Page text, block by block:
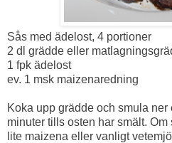
Sås med ädelost, 4 portioner
2 dl grädde eller
1 fpk ädelost
ev. 1 msk maizenaredning
Koka upp grädde och smula ner
minuter tills osten har smält.
lite maizena eller vanligt